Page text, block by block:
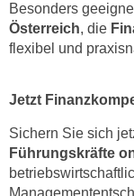
Besonders
Österreich, die
flexibel und
Jetzt
Sichern Sie sich
Führungskräfte
e
a
u
z
e
i
g
d
u
r
h
i
e
C